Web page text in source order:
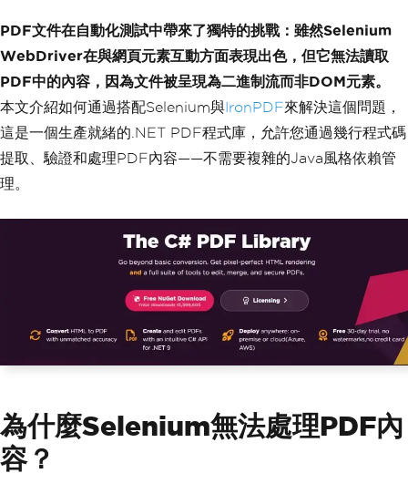
PDF文件在自動化測試中帶來了獨特的挑戰：雖然Selenium
WebDriver在與網頁元素互動方面表現出色，但它無法讀取
PDF中的內容，因為文件被呈現為二進制流而非DOM元素。
本文介紹如何通過搭配Selenium與IronPDF來解決這個問題，
這是一個生產就緒的.NET PDF程式庫，允許您通過幾行程式碼
提取、驗證和處理PDF內容——不需要複雜的Java風格依賴管
理。
為什麼Selenium無法處理PDF內
容？